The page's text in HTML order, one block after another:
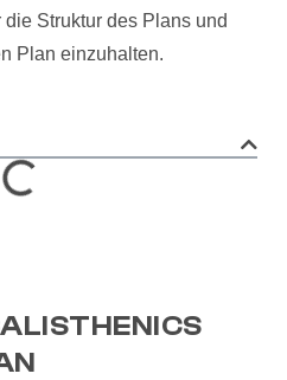
Struktur des Plans und
Plan einzuhalten.